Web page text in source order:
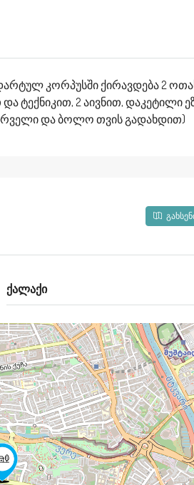
კორპუსში ქირავდება 2
ტექნიკით, 2 აივნით, დაკეტილი
და ბოლო თვის გადახდით)
ქალაქი